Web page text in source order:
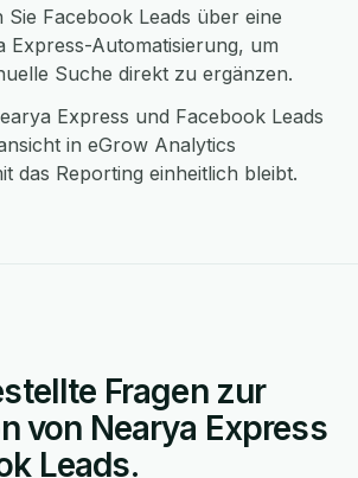
Facebook Leads über eine
Express-Automatisierung, um
Suche direkt zu ergänzen.
Express und Facebook Leads
in eGrow Analytics
das Reporting einheitlich bleibt.
Fragen zur
von Nearya Express
Leads.